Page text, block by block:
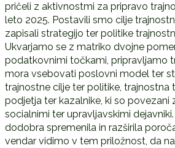
pričeli z aktivnostmi za pripravo
leto 2025. Postavili smo cilje
zapisali strategijo ter politike
Ukvarjamo se z matriko dvojne
podatkovnimi točkami, pripravljamo
mora vsebovati poslovni model ter
trajnostne cilje ter politike, trajnostna
podjetja ter kazalnike, ki so povezani
socialnimi ter upravljavskimi
dodobra spremenila in razširila
vendar vidimo v tem priložnost, da